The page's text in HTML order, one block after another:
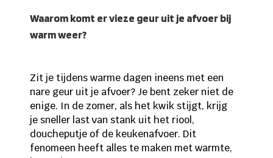
Waarom komt er vieze geur uit je afvoer bij
warm weer?
Zit je tijdens warme dagen ineens met een
nare geur uit je afvoer? Je bent zeker niet de
enige. In de zomer, als het kwik stijgt, krijg
je sneller last van stank uit het riool,
doucheputje of de keukenafvoer. Dit
fenomeen heeft alles te maken met warmte,